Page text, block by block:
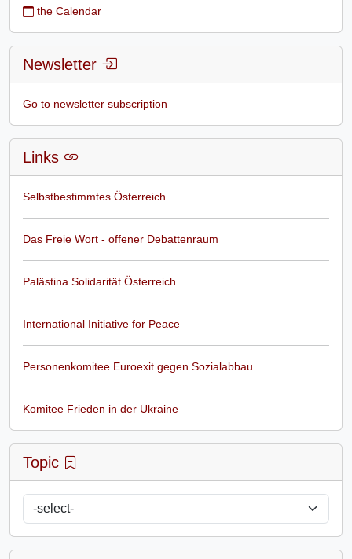
the Calendar
Newsletter
Go to newsletter subscription
Links
Selbstbestimmtes Österreich
Das Freie Wort - offener Debattenraum
Palästina Solidarität Österreich
International Initiative for Peace
Personenkomitee Euroexit gegen Sozialabbau
Komitee Frieden in der Ukraine
Topic